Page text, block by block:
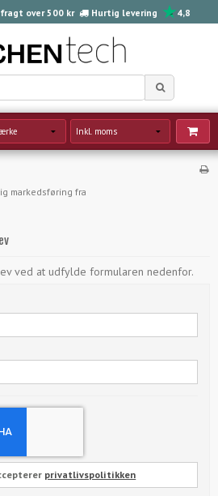
fragt over 500 kr Hurtig levering 4,8
markedsføring fra
ved at udfylde formularen nedenfor.
privatlivspolitikken